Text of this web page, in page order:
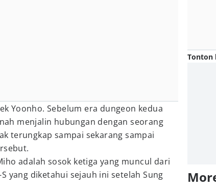
Yoonho. Sebelum era dungeon kedua
menjalin hubungan dengan seorang
terungkap sampai sekarang sampai
adalah sosok ketiga yang muncul dari
yang diketahui sejauh ini setelah Sung
Tonton